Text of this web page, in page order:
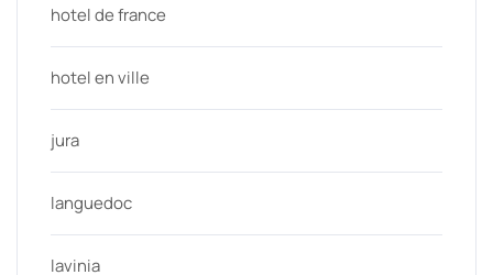
hotel de france
hotel en ville
jura
languedoc
lavinia